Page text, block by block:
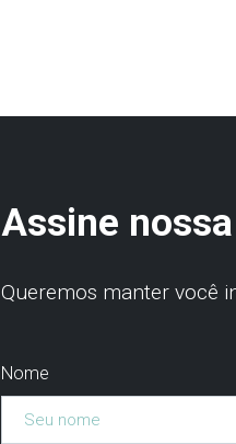
Assine
Queremos manter você
Nome